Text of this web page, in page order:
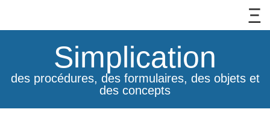
Simplication
des procédures, des formulaires, des objets et
des concepts